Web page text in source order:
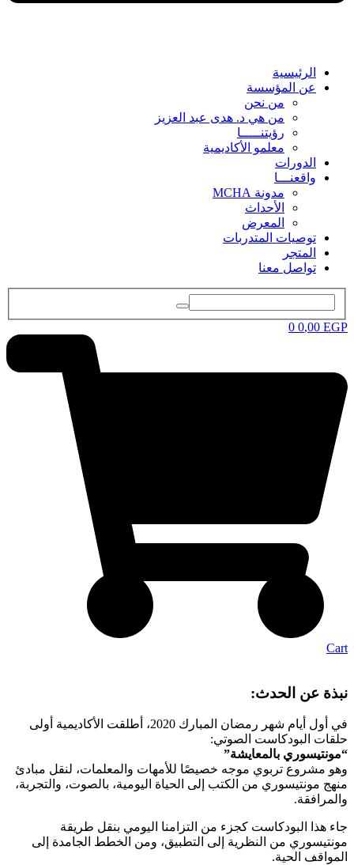
الرئيسية
عن المؤسسة
من نحن
من هي د. هدى عبد العزيز
رؤيتنـــــا
معلمو الأكاديمية
الدورات
واقعنـــا
مدونة MCHA
الأحداث
المعرض
توصيات المتدربات
المتجر
تواصل معنا
0,00 EGP
0
Cart
نبذة عن الحدث:
في أول أيام شهر رمضان المبارك 2020، أطلقت الأكاديمية أولى
حلقات البودكاست الصوتي:
“مونتيسوري بالمعايشة”
وهو مشروع تربوي موجه خصيصًا للأمهات والمعلمات، لنقل مبادئ
منهج مونتيسوري من الكتب إلى الحياة اليومية، بالصوت، والتجربة،
والمرافقة.
جاء هذا البودكاست كجزء من التزامنا اليومي بنقل طريقة
مونتيسوري من النظرية إلى التطبيق، ومن الخطط الجامدة إلى
المواقف الحية.